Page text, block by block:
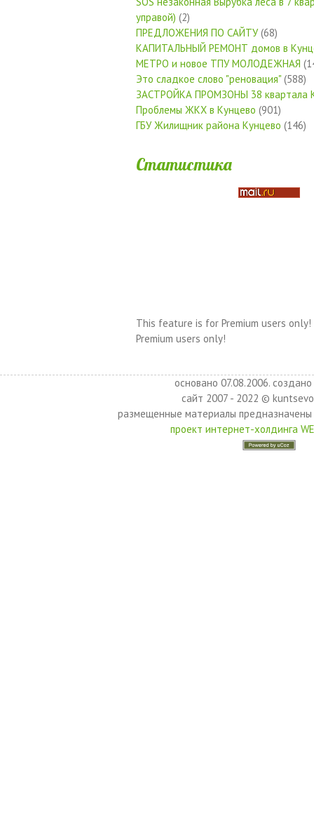
управой) (2)
ПРЕДЛОЖЕНИЯ ПО САЙТУ(68)
КАПИТАЛЬНЫЙ РЕМОНТ домов в
МЕТРО и новое ТПУ МОЛОДЕЖНАЯ
Это сладкое слово "реновация" (588)
ЗАСТРОЙКА ПРОМЗОНЫ 38 квартала
Проблемы ЖКХ в Кунцево (901)
ГБУ Жилищник района Кунцево (146)
Статистика
This feature is for Premium users only!
Premium users only!
основано 07.08.2006.
сайт 2007 - 2022 ©
размещенные материалы
проект интернет-холдинга